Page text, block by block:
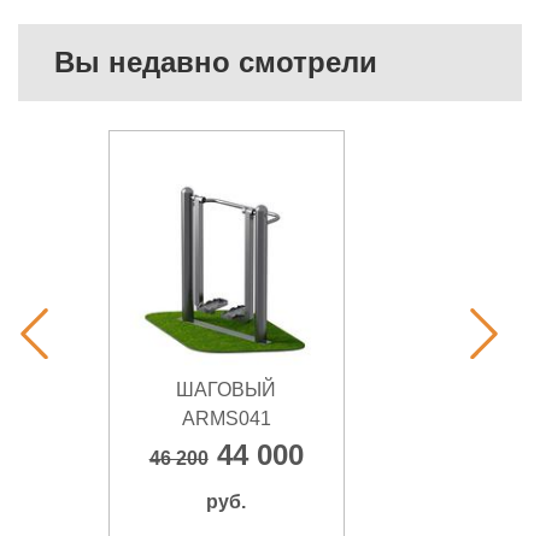
Вы недавно смотрели
ШАГОВЫЙ
ARMS041
46 20044 000
руб.